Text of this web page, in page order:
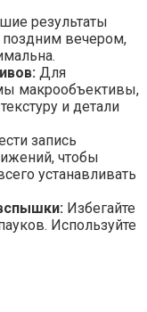
результаты
поздним вечером,
Для
макрообъективы,
и детали
запись
чтобы
устанавливать
Избегайте
Используйте